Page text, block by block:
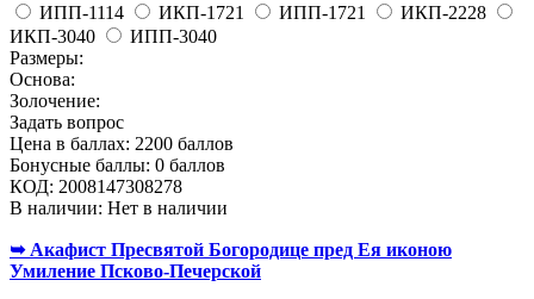
ИПП-1114
ИКП-1721 ИПП-1721
ИКП-2228
ИКП-3040
ИПП-3040
Размеры:
Основа:
Золочение:
Задать вопрос
Цена в баллах: 2200 баллов
Бонусные баллы: 0 баллов
КОД: 2008147308278
В наличии: Нет в наличии
➥ Акафист Пресвятой Богородице пред Ея иконою
Умиление Псково-Печерской